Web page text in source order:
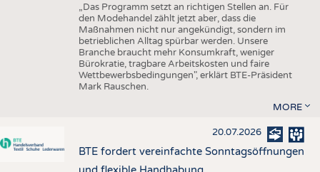
„Das Programm setzt an richtigen Stellen an. Für
den Modehandel zählt jetzt aber, dass die
Maßnahmen nicht nur angekündigt, sondern im
betrieblichen Alltag spürbar werden. Unsere
Branche braucht mehr Konsumkraft, weniger
Bürokratie, tragbare Arbeitskosten und faire
Wettbewerbsbedingungen", erklärt BTE-Präsident
Mark Rauschen.
MORE
20.07.2026
BTE fordert vereinfachte Sonntagsöffnungen